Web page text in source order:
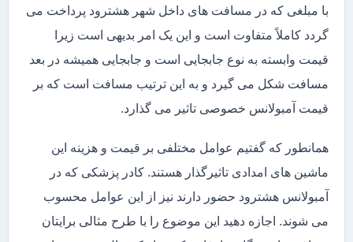
با مبلغی که در مسافت های داخل شهر هشترود پرداخت می
گردد کاملاً متفاوت است و این یک امر بدیهی است زیرا
قیمت وابسته به نوع جابجایی است و جابجایی همیشه در بعد
مسافت شکل می گیرد و به این ترتیب مسافت است که بر
قیمت آمبولانس خصوصی تاثیر می گذارد.
همانطور که گفتیم عوامل مختلفی بر قیمت و هزینه این
ماشین های امدادی تاثیرگذار هستند. کادر پزشکی که در
آمبولانس هشترود حضور دارند نیز از این عوامل محسوب
می شوند. اجازه دهید این موضوع را با طرح مثالی برایتان